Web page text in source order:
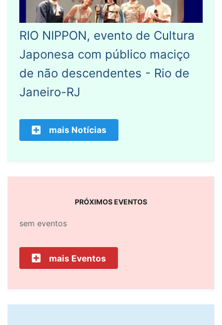
RIO NIPPON, evento de Cultura
Japonesa com público maciço
de não descendentes - Rio de
Janeiro-RJ
mais Notícias
PRÓXIMOS EVENTOS
sem eventos
mais Eventos